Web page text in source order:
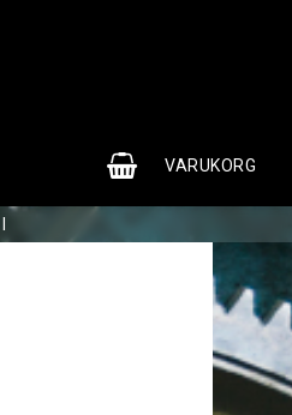
VARUKORG